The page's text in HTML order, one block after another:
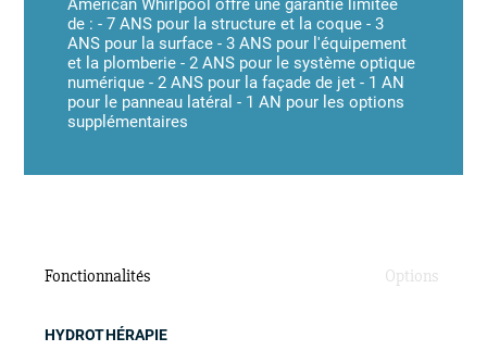
American Whirlpool offre une garantie limitée
de : - 7 ANS pour la structure et la coque - 3
ANS pour la surface - 3 ANS pour l'équipement
et la plomberie - 2 ANS pour le système optique
numérique - 2 ANS pour la façade de jet - 1 AN
pour le panneau latéral - 1 AN pour les options
supplémentaires
Fonctionnalités
HYDROTHÉRAPIE
Options